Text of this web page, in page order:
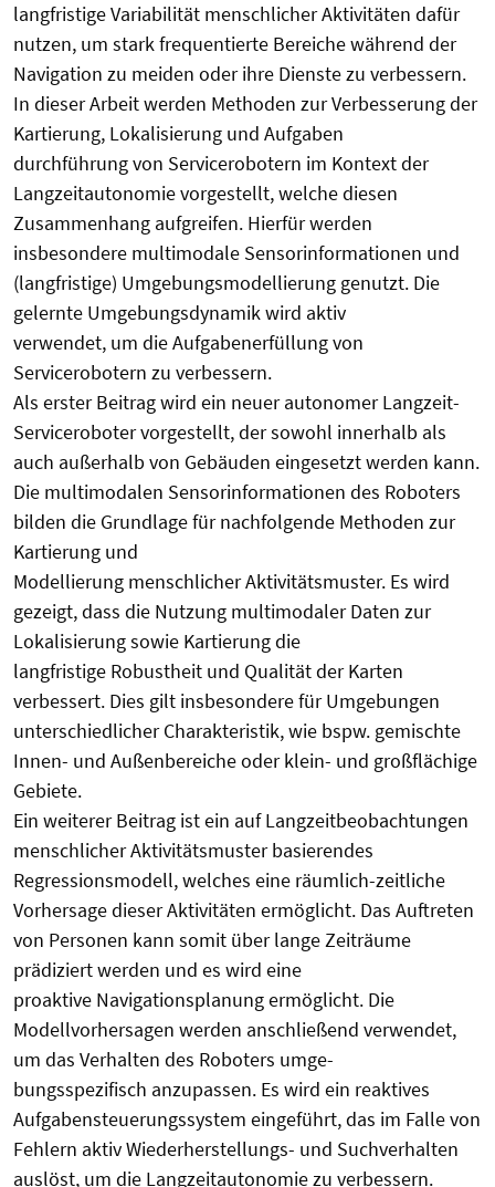
langfristige Variabilität menschlicher Aktivitäten dafür
nutzen, um stark frequentierte Bereiche während der
Navigation zu meiden oder ihre Dienste zu verbessern.
In dieser Arbeit werden Methoden zur Verbesserung der
Kartierung, Lokalisierung und Aufgaben
durchführung von Servicerobotern im Kontext der
Langzeitautonomie vorgestellt, welche diesen
Zusammenhang aufgreifen. Hierfür werden
insbesondere multimodale Sensorinformationen und
(langfristige) Umgebungsmodellierung genutzt. Die
gelernte Umgebungsdynamik wird aktiv
verwendet, um die Aufgabenerfüllung von
Servicerobotern zu verbessern.
Als erster Beitrag wird ein neuer autonomer Langzeit-
Serviceroboter vorgestellt, der sowohl innerhalb als
auch außerhalb von Gebäuden eingesetzt werden kann.
Die multimodalen Sensorinformationen des Roboters
bilden die Grundlage für nachfolgende Methoden zur
Kartierung und
Modellierung menschlicher Aktivitätsmuster. Es wird
gezeigt, dass die Nutzung multimodaler Daten zur
Lokalisierung sowie Kartierung die
langfristige Robustheit und Qualität der Karten
verbessert. Dies gilt insbesondere für Umgebungen
unterschiedlicher Charakteristik, wie bspw. gemischte
Innen- und Außenbereiche oder klein- und großflächige
Gebiete.
Ein weiterer Beitrag ist ein auf Langzeitbeobachtungen
menschlicher Aktivitätsmuster basierendes
Regressionsmodell, welches eine räumlich-zeitliche
Vorhersage dieser Aktivitäten ermöglicht. Das Auftreten
von Personen kann somit über lange Zeiträume
prädiziert werden und es wird eine
proaktive Navigationsplanung ermöglicht. Die
Modellvorhersagen werden anschließend verwendet,
um das Verhalten des Roboters umge-
bungsspezifisch anzupassen. Es wird ein reaktives
Aufgabensteuerungssystem eingeführt, das im Falle von
Fehlern aktiv Wiederherstellungs- und Suchverhalten
auslöst, um die Langzeitautonomie zu verbessern.